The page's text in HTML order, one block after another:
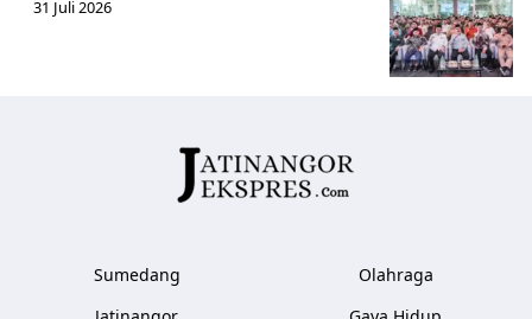
31 Juli 2026
Sumedang
Olahraga